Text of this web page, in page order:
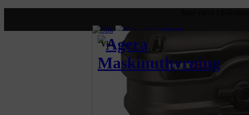
Visa priser: